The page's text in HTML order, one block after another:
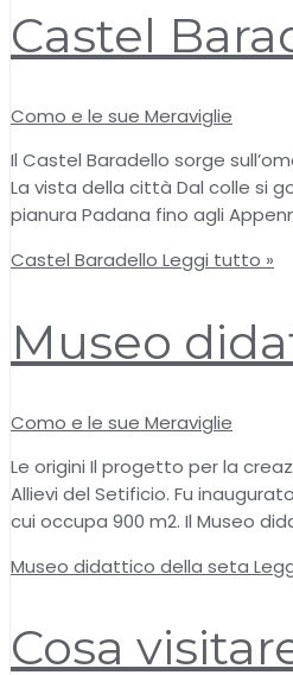
Castel
Como e le sue Meraviglie
Il Castel Baradello sorge
La vista della città Dal colle si
pianura Padana fino agli
Castel Baradello Leggi tutto »
Museo
Como e le sue Meraviglie
Le origini Il progetto per la
Allievi del Setificio. Fu
cui occupa 900 m2. Il Museo
Museo didattico della seta
Cosa